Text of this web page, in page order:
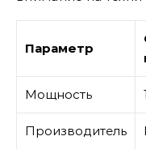
Параметр
Мощность
Производитель